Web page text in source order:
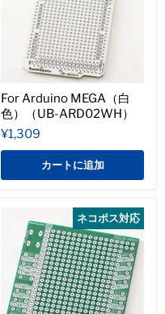
For Arduino MEGA（白
色）（UB-ARD02WH）
¥1,309
カートに追加
ネコポス対応